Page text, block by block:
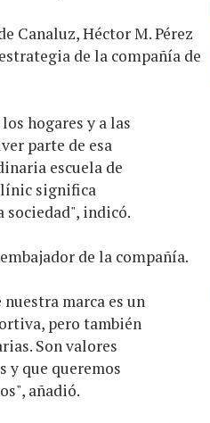
Canaluz, Héctor M. Pérez
de la compañía de
hogares y a las
parte de esa
escuela de
significa
indicó.
de la compañía.
marca es un
pero también
Son valores
y que queremos
añadió.